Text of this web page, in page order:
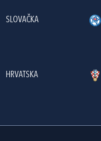
SLOVAČKA
HRVATSKA